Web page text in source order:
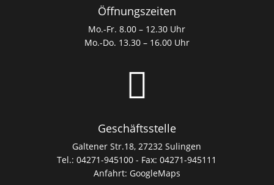
Öffnungszeiten
Mo.-Fr. 8.00 – 12.30 Uhr
Mo.-Do. 13.30 – 16.00 Uhr

Geschäftsstelle
Galtener Str.18, 27232 Sulingen
Tel.: 04271-945100 - Fax: 04271-945111
Anfahrt: GoogleMaps